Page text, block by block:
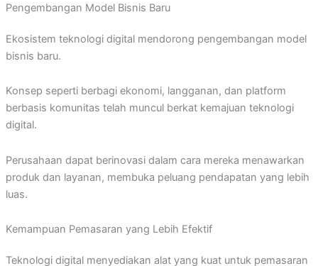
Pengembangan Model Bisnis Baru
Ekosistem teknologi digital mendorong pengembangan model
bisnis baru.
Konsep seperti berbagi ekonomi, langganan, dan platform
berbasis komunitas telah muncul berkat kemajuan teknologi
digital.
Perusahaan dapat berinovasi dalam cara mereka menawarkan
produk dan layanan, membuka peluang pendapatan yang lebih
luas.
Kemampuan Pemasaran yang Lebih Efektif
Teknologi digital menyediakan alat yang kuat untuk pemasaran